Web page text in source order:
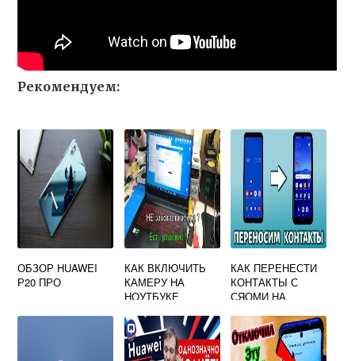
Рекомендуем:
ОБЗОР HUAWEI
Р20 ПРО
КАК ВКЛЮЧИТЬ
КАМЕРУ НА
НОУТБУКЕ
КАК ПЕРЕНЕСТИ
КОНТАКТЫ С
СЯОМИ НА